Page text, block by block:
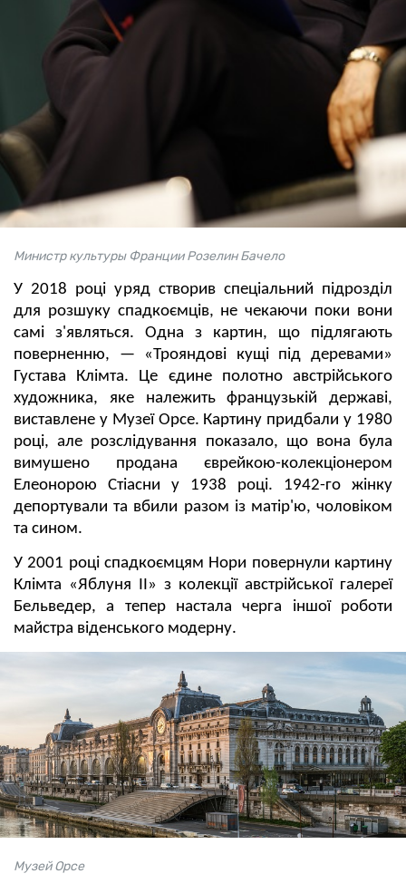
Министр культуры Франции Розелин Бачело
У 2018 році уряд створив спеціальний підрозділ
для розшуку спадкоємців, не чекаючи поки вони
самі з'являться. Одна з картин, що підлягають
поверненню, — «Трояндові кущі під деревами»
Густава Клімта. Це єдине полотно австрійського
художника, яке належить французькій державі,
виставлене у Музеї Орсе. Картину придбали у 1980
році, але розслідування показало, що вона була
вимушено продана єврейкою-колекціонером
Елеонорою Стіасни у 1938 році. 1942-го жінку
депортували та вбили разом із матір'ю, чоловіком
та сином.
У 2001 році спадкоємцям Нори повернули картину
Клімта «Яблуня II» з колекції австрійської галереї
Бельведер, а тепер настала черга іншої роботи
майстра віденського модерну.
Музей Орсе